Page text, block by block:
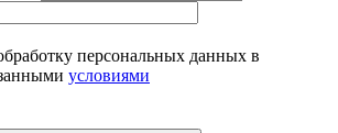
персональных данных в
условиями